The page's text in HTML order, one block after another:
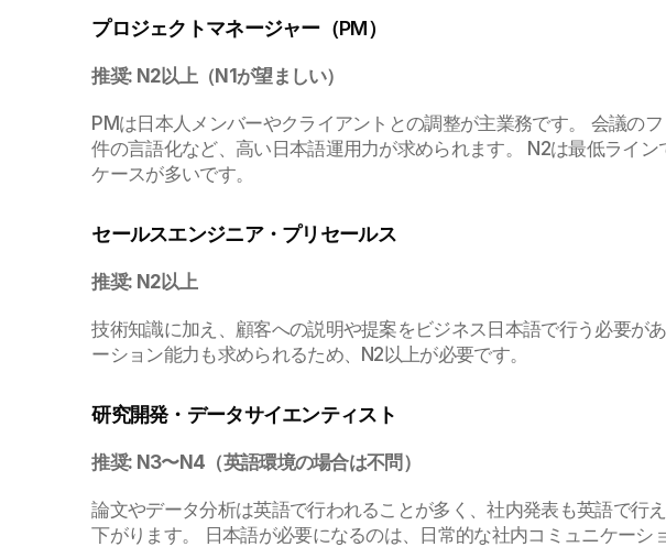
プロジェクトマネージャー（PM）
推奨: N2以上（N1が望ましい）
PMは日本人メンバーやクライアントとの調整が主業務です。 会議の
件の言語化など、高い日本語運用力が求められます。 N2は最低ライ
ケースが多いです。
セールスエンジニア・プリセールス
推奨: N2以上
技術知識に加え、顧客への説明や提案をビジネス日本語で行う必要が
ーション能力も求められるため、N2以上が必要です。
研究開発・データサイエンティスト
推奨: N3〜N4（英語環境の場合は不問）
論文やデータ分析は英語で行われることが多く、社内発表も英語で行
下がります。 日本語が必要になるのは、日常的な社内コミュニケーシ